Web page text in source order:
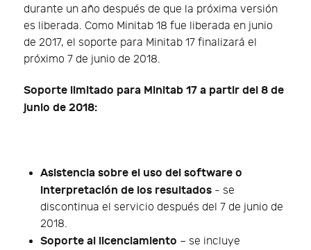
durante un año después de que la próxima versión
es liberada. Como Minitab 18 fue liberada en junio
de 2017, el soporte para Minitab 17 finalizará el
próximo 7 de junio de 2018.
Soporte limitado para Minitab 17 a partir del 8 de
junio de 2018:
Asistencia sobre el uso del software o
interpretación de los resultados - se
discontinua el servicio después del 7 de junio de
2018.
Soporte al licenciamiento – se incluye